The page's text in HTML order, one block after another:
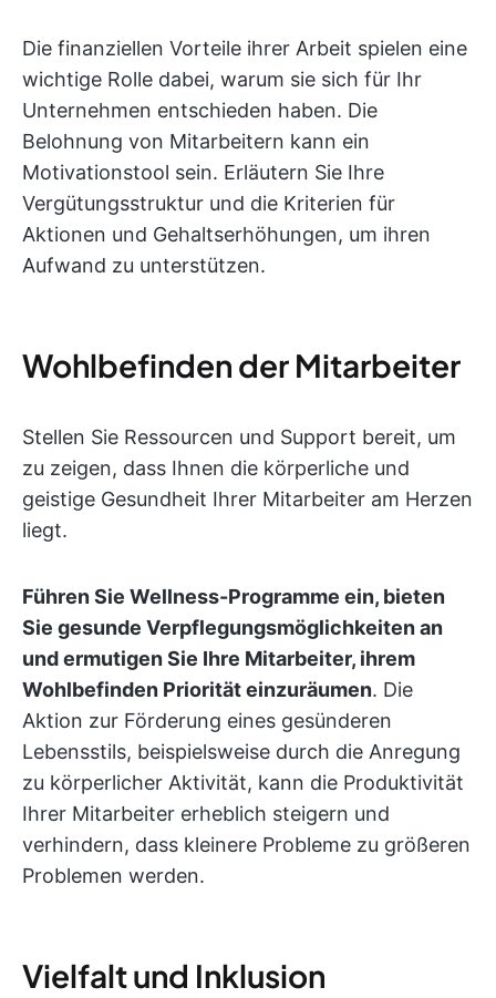
Die finanziellen Vorteile ihrer Arbeit spielen eine
wichtige Rolle dabei, warum sie sich für Ihr
Unternehmen entschieden haben. Die
Belohnung von Mitarbeitern kann ein
Motivationstool sein. Erläutern Sie Ihre
Vergütungsstruktur und die Kriterien für
Aktionen und Gehaltserhöhungen, um ihren
Aufwand zu unterstützen.
Wohlbefinden der Mitarbeiter
Stellen Sie Ressourcen und Support bereit, um
zu zeigen, dass Ihnen die körperliche und
geistige Gesundheit Ihrer Mitarbeiter am Herzen
liegt.
Führen Sie Wellness-Programme ein, bieten
Sie gesunde Verpflegungsmöglichkeiten an
und ermutigen Sie Ihre Mitarbeiter, ihrem
Wohlbefinden Priorität einzuräumen. Die
Aktion zur Förderung eines gesünderen
Lebensstils, beispielsweise durch die Anregung
zu körperlicher Aktivität, kann die Produktivität
Ihrer Mitarbeiter erheblich steigern und
verhindern, dass kleinere Probleme zu größeren
Problemen werden.
Vielfalt und Inklusion